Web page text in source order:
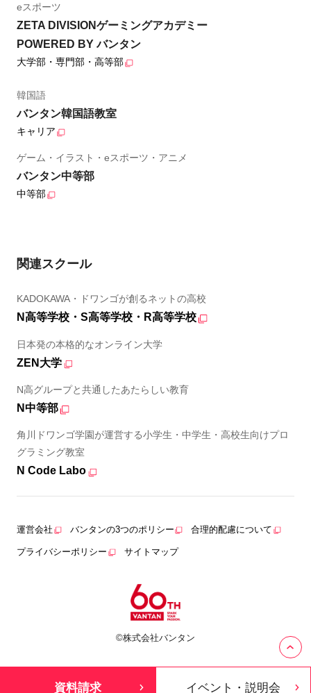
eスポーツ
ZETA DIVISIONゲーミングアカデミー
POWERED BY バンタン
大学部・専門部・高等部
韓国語
バンタン韓国語教室
キャリア
ゲーム・イラスト・eスポーツ・アニメ
バンタン中等部
中等部
関連スクール
KADOKAWA・ドワンゴが創るネットの高校
N高等学校・S高等学校・R高等学校
日本発の本格的なオンライン大学
ZEN大学
N高グループと共通したあたらしい教育
N中等部
角川ドワンゴ学園が運営する小学生・中学生・高校生向けプロ
グラミング教室
N Code Labo
運営会社 バンタンの3つのポリシー 合理的配慮について
プライバシーポリシー サイトマップ
©株式会社バンタン
資料請求 イベント・説明会